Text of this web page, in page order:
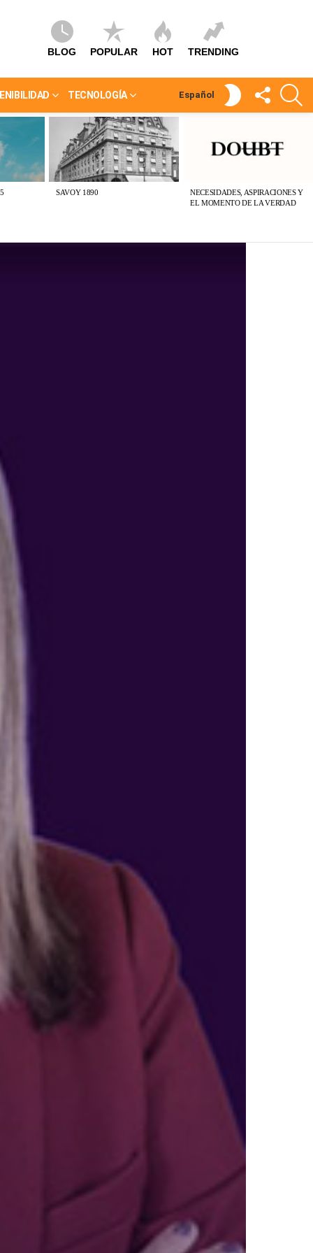
BLOG POPULAR HOT TRENDING
TECNOLOGÍA Español
SKIN
SÍGUEME
SAVOY 1890
NECESIDADES, ASPIRACIONES Y
EL MOMENTO DE LA VERDAD